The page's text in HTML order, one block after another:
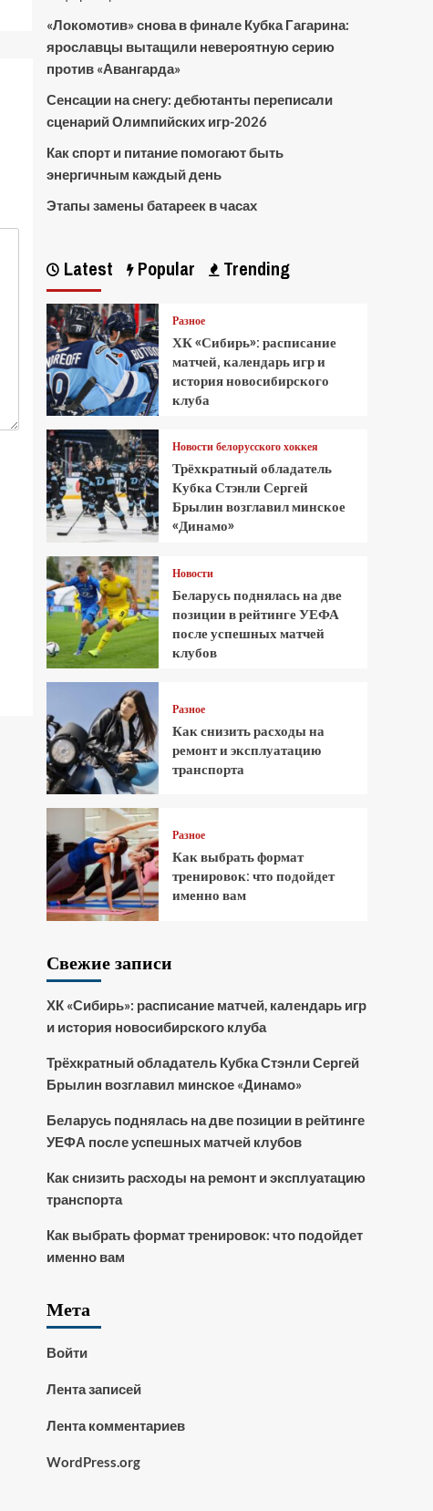
«Локомотив» снова в финале Кубка Гагарина:
ярославцы вытащили невероятную серию
против «Авангарда»
Сенсации на снегу: дебютанты переписали
сценарий Олимпийских игр-2026
Как спорт и питание помогают быть
энергичным каждый день
Этапы замены батареек в часах
Latest Popular Trending
Разное
ХК «Сибирь»: расписание
матчей, календарь игр и
история новосибирского
клуба
Новости белорусского хоккея
Трёхкратный обладатель
Кубка Стэнли Сергей
Брылин возглавил минское
«Динамо»
Новости
Беларусь поднялась на две
позиции в рейтинге УЕФА
после успешных матчей
клубов
Разное
Как снизить расходы на
ремонт и эксплуатацию
транспорта
Разное
Как выбрать формат
тренировок: что подойдет
именно вам
Свежие записи
ХК «Сибирь»: расписание матчей, календарь игр
и история новосибирского клуба
Трёхкратный обладатель Кубка Стэнли Сергей
Брылин возглавил минское «Динамо»
Беларусь поднялась на две позиции в рейтинге
УЕФА после успешных матчей клубов
Как снизить расходы на ремонт и эксплуатацию
транспорта
Как выбрать формат тренировок: что подойдет
именно вам
Мета
Войти
Лента записей
Лента комментариев
WordPress.org